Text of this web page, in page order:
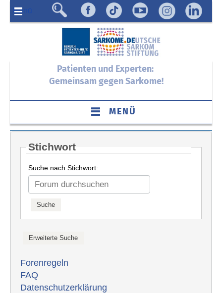
Menü
Patienten und Experten:
Gemeinsam gegen Sarkome!
MENÜ
Stichwort
Suche nach Stichwort:
Forenregeln
FAQ
Datenschutzerklärung